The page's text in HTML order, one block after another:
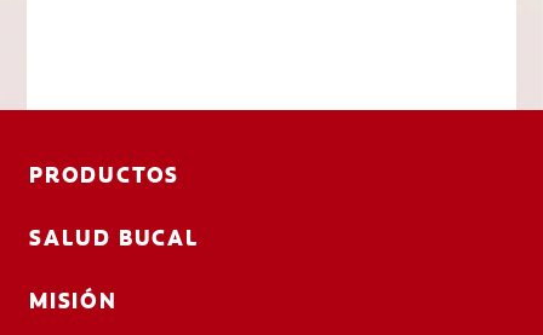
PRODUCTOS
SALUD BUCAL
MISIÓN